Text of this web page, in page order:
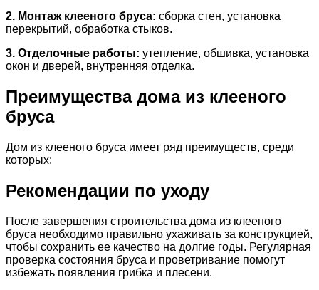
2. Монтаж клееного бруса: сборка стен, установка
перекрытий, обработка стыков.
3. Отделочные работы: утепление, обшивка, установка
окон и дверей, внутренняя отделка.
Преимущества дома из клееного
бруса
Дом из клееного бруса имеет ряд преимуществ, среди
которых:
Рекомендации по уходу
После завершения строительства дома из клееного
бруса необходимо правильно ухаживать за конструкцией,
чтобы сохранить ее качество на долгие годы. Регулярная
проверка состояния бруса и проветривание помогут
избежать появления грибка и плесени.